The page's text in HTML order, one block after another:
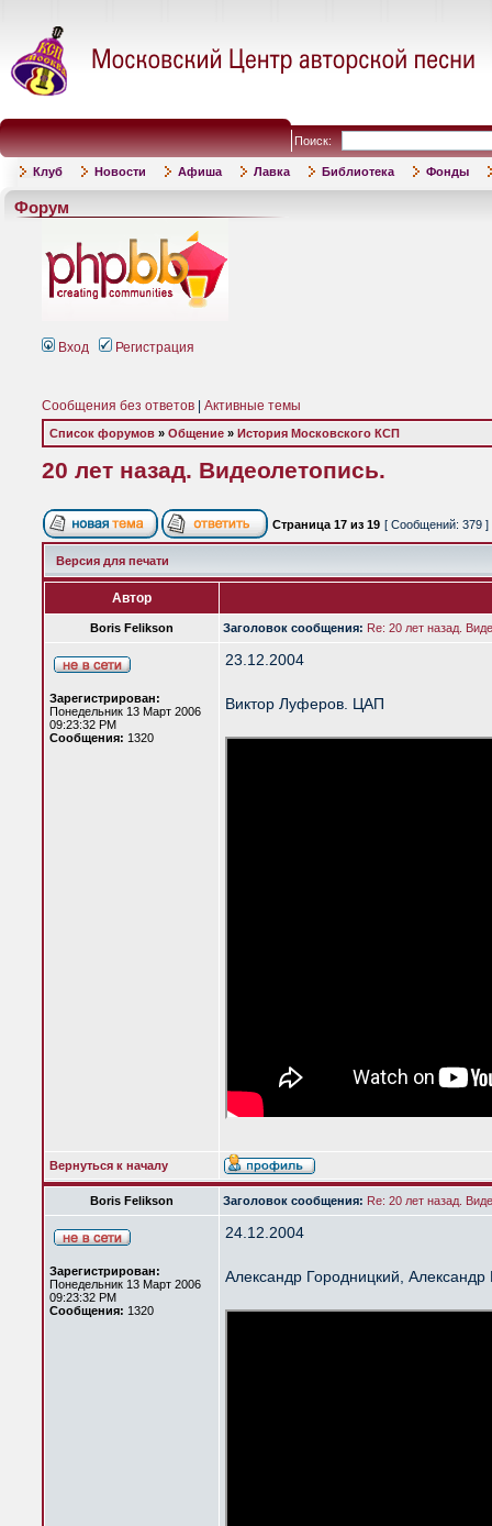
Поиск:
Клуб Новости Афиша Лавка Библиотека Фонды
Форум
Вход Регистрация
Сообщения без ответов Активные темы
Список форумов » Общение » История Московского КСП
20 лет назад. Видеолетопись.
Страница 17 из 19 [ Сообщений: 379 ]
Версия для печати
Автор
Boris Felikson Заголовок сообщения: Re: 20 лет назад.
Зарегистрирован:
Понедельник 13 Март 2006
09:23:32 PM
Сообщения: 1320
23.12.2004
Виктор Луферов. ЦАП
Вернуться к началу
Boris Felikson Заголовок сообщения: Re: 20 лет назад.
Зарегистрирован:
Понедельник 13 Март 2006
09:23:32 PM
Сообщения: 1320
24.12.2004
Александр Городницкий,